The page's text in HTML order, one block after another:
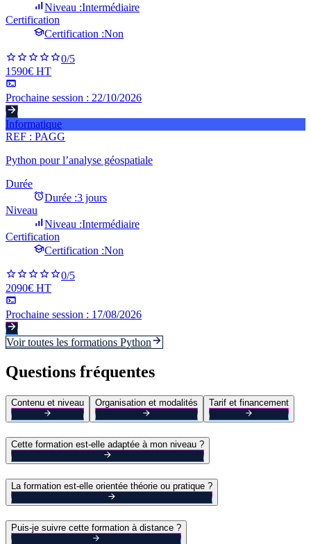
Niveau :Intermédiaire
Certification
Certification :Non
0/5
1590€ HT
Prochaine session : 22/10/2026
Informatique
REF : PAGG
Python pour l’analyse géospatiale
Durée
Durée :3 jours
Niveau
Niveau :Intermédiaire
Certification
Certification :Non
0/5
2090€ HT
Prochaine session : 17/08/2026
Voir toutes les formations Python
Questions fréquentes
Contenu et niveau Organisation et modalités Tarif et financement
Cette formation est-elle adaptée à mon niveau ?
La formation est-elle orientée théorie ou pratique ?
Puis-je suivre cette formation à distance ?